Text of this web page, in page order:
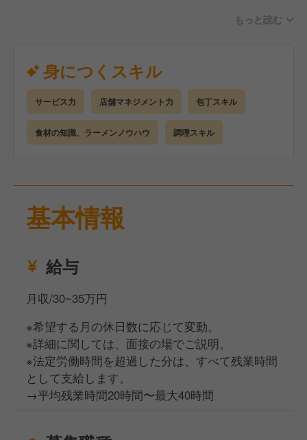
もっと読む
身につくスキル
サービス力 店舗マネジメント力 包丁スキル
食材の知識、ラーメンノウハウ 調理スキル
基本情報
給与
月収/30~35万円
※希望する月の休日数に応じて変動。
※詳細に関しては、面接の場でご説明。
※法定労働時間を超過した分は、すべて残業時間
として支給します。
→平均残業時間20時間〜最大40時間